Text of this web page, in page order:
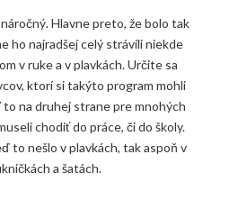
Hlavne preto, že bolo tak
ho najradšej celý strávili niekde
v ruke a v plavkách. Určite sa
ktorí si takýto program mohli
na druhej strane pre mnohých
chodiť do práce, či do školy.
to nešlo v plavkách, tak aspoň v
a šatách.